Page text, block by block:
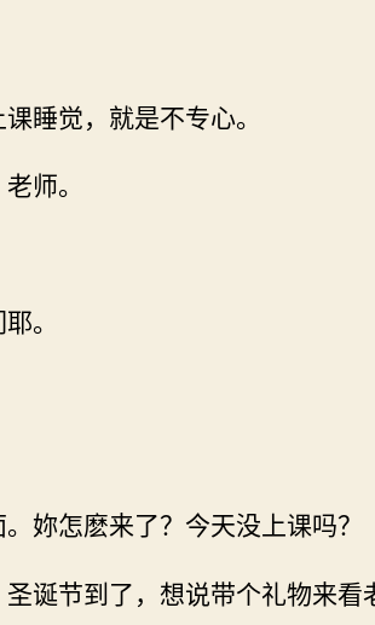
睡觉，就是不专心。
师。
。
妳怎麽来了？今天没上课吗？
诞节到了，想说带个礼物来看